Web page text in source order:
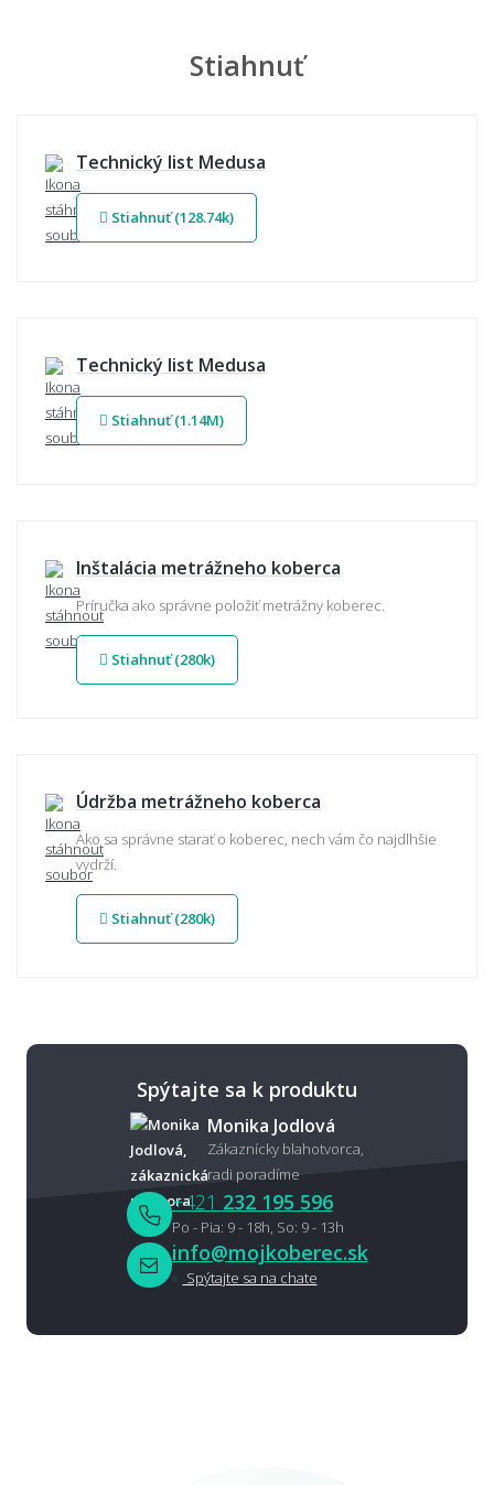
Stiahnuť
Technický list Medusa
Stiahnuť (128.74k)
Technický list Medusa
Stiahnuť (1.14M)
Inštalácia metrážneho koberca
Príručka ako správne položiť metrážny koberec.
Stiahnuť (280k)
Údržba metrážneho koberca
Ako sa správne starať o koberec, nech vám čo najdlhšie
vydrží.
Stiahnuť (280k)
Spýtajte sa k produktu
Monika Jodlová
Zákaznícky blahotvorca,
radi poradíme
+421 232 195 596
Po - Pia: 9 - 18h, So: 9 - 13h
info@mojkoberec.sk
Spýtajte sa na chate